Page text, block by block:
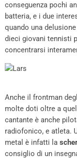
conseguenza pochi
batteria, e i due
quando una
dieci giovani tennisti
concentrarsi
Anche il frontman
molte doti oltre a
cantante è anche
radiofonico, e atleta.
metal è infatti la
consiglio di un